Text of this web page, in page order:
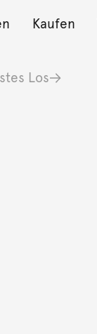
Kaufen
Los